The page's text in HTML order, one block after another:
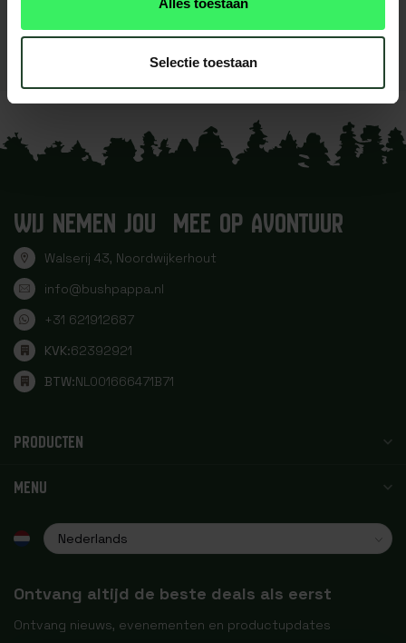
Selectie toestaan
reviews
WIJ NEMEN JOU MEE OP AVONTUUR
Walserij 43, Noordwijkerhout
info@bushpappa.nl
+31 621912687
KVK:62392921
BTW:NL001666471B71
PRODUCTEN
MENU
Ontvang altijd de beste deals als eerst
Ontvang nieuws, evenementen en productupdates